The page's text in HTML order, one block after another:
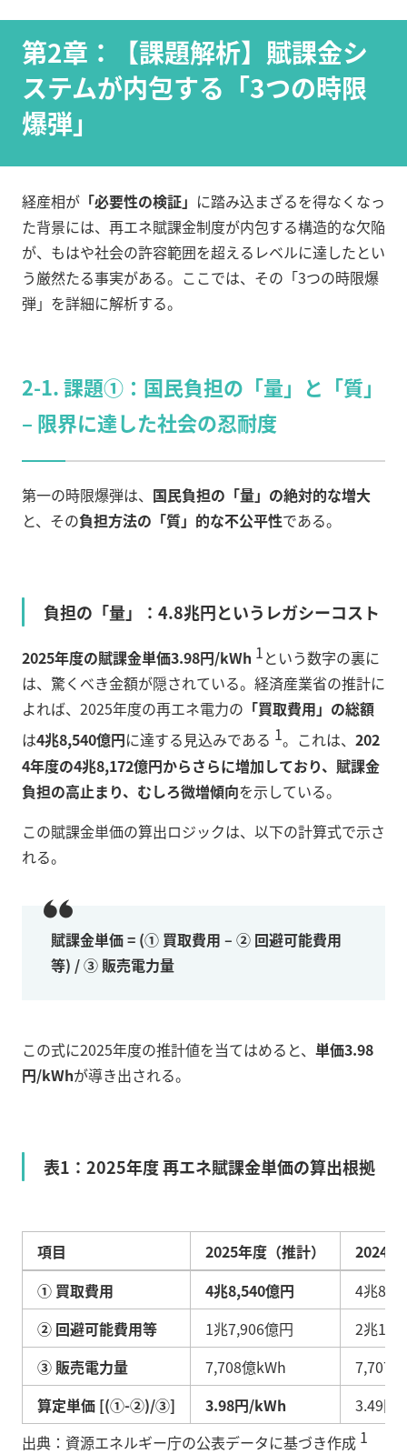
第2章：【課題解析】賦課金シ
ステムが内包する「3つの時限
爆弾」
経産相が 「必要性の検証」 に踏み込まざるを得なくなっ
た背景には、再エネ賦課金制度が内包する構造的な欠陥
が、もはや社会の許容範囲を超えるレベルに達したとい
う厳然たる事実がある。ここでは、その「3つの時限爆
弾」を詳細に解析する。
2-1. 課題①：国民負担の「量」と「質」
– 限界に達した社会の忍耐度
第一の時限爆弾は、 国民負担の「量」の絶対的な増大
と、その負担方法の「質」的な不公平性である。
負担の「量」：4.8兆円というレガシーコスト
2025年度の賦課金単価3.98円/kWh 1という数字の裏に
は、驚くべき金額が隠されている。経済産業省の推計に
よれば、2025年度の再エネ電力の 「買取費用」の総額
は4兆8,540億円に達する見込みである 1。これは、 202
4年度の4兆8,172億円からさらに増加しており、賦課金
負担の高止まり、むしろ微増傾向を示している。
この賦課金単価の算出ロジックは、以下の計算式で示さ
れる。
賦課金単価 = (① 買取費用 – ② 回避可能費用
等) / ③ 販売電力量
この式に2025年度の推計値を当てはめると、 単価3.98
円/kWhが導き出される。
表1：2025年度 再エネ賦課金単価の算出根拠
項目 2025年度（推計）
2024年
① 買取費用
4兆8,540億円
4兆
② 回避可能費用等
1兆7,906億円
2兆
③ 販売電力量
7,708億kWh
7,707
算定単価 [(①-②)/③]
3.98円/kWh
3.49円
出典：資源エネルギー庁の公表データに基づき作成 1